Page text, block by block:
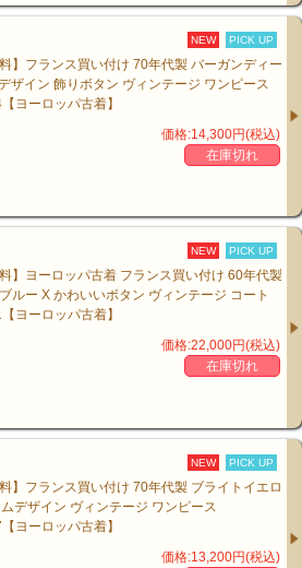
NEW PICK UP
料】フランス買い付け 70年代製 バーガンディー
ザイン 飾りボタン ヴィンテージ ワンピース
ヨーロッパ古着】
価格:14,300円(税込)
在庫切れ
NEW PICK UP
料】ヨーロッパ古着 フランス買い付け 60年代製
ルー X かわいいボタン ヴィンテージ コート
ヨーロッパ古着】
価格:22,000円(税込)
在庫切れ
NEW PICK UP
料】フランス買い付け 70年代製 ブライトイエロ
デザイン ヴィンテージ ワンピース
ヨーロッパ古着】
価格:13,200円(税込)